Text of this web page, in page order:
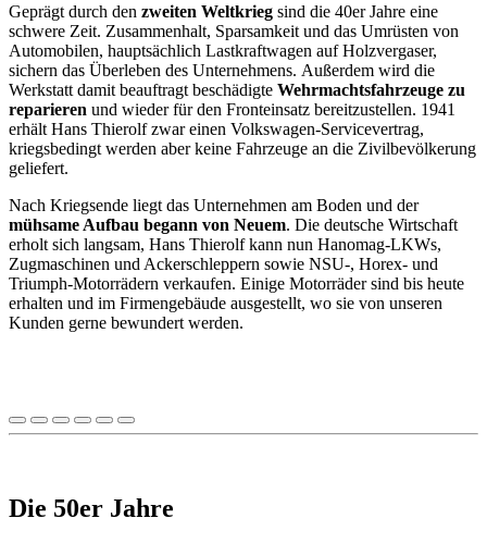
Geprägt durch den zweiten Weltkrieg sind die 40er Jahre eine
schwere Zeit. Zusammenhalt, Sparsamkeit und das Umrüsten von
Automobilen, hauptsächlich Lastkraftwagen auf Holzvergaser,
sichern das Überleben des Unternehmens. Außerdem wird die
Werkstatt damit beauftragt beschädigte Wehrmachtsfahrzeuge zu
reparieren und wieder für den Fronteinsatz bereitzustellen. 1941
erhält Hans Thierolf zwar einen Volkswagen-Servicevertrag,
kriegsbedingt werden aber keine Fahrzeuge an die Zivilbevölkerung
geliefert.
Nach Kriegsende liegt das Unternehmen am Boden und der
mühsame Aufbau begann von Neuem. Die deutsche Wirtschaft
erholt sich langsam, Hans Thierolf kann nun Hanomag-LKWs,
Zugmaschinen und Ackerschleppern sowie NSU-, Horex- und
Triumph-Motorrädern verkaufen. Einige Motorräder sind bis heute
erhalten und im Firmengebäude ausgestellt, wo sie von unseren
Kunden gerne bewundert werden.
Die 50er Jahre